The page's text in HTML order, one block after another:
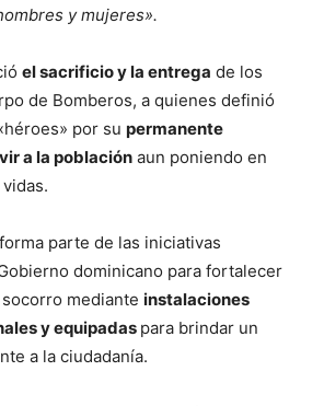
y mujeres».
el sacrificio y la entrega de los
de Bomberos, a quienes definió
por su permanente
a la población aun poniendo en
parte de las iniciativas
dominicano para fortalecer
mediante instalaciones
y equipadas para brindar un
a la ciudadanía.